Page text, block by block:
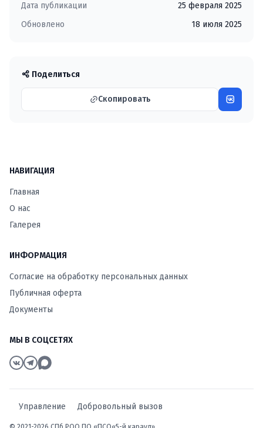
Дата публикации
25 февраля 2025
Обновлено
18 июля 2025
Поделиться
Скопировать
НАВИГАЦИЯ
Главная
О нас
Галерея
ИНФОРМАЦИЯ
Согласие на обработку персональных данных
Публичная оферта
Документы
МЫ В СОЦСЕТЯХ
Управление Добровольный вызов